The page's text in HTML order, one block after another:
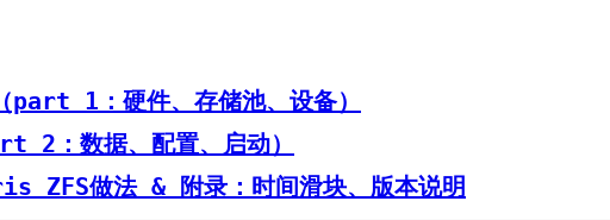
part 1：硬件、存储池、设备）
2：数据、配置、启动）
ZFS做法 & 附录：时间滑块、版本说明